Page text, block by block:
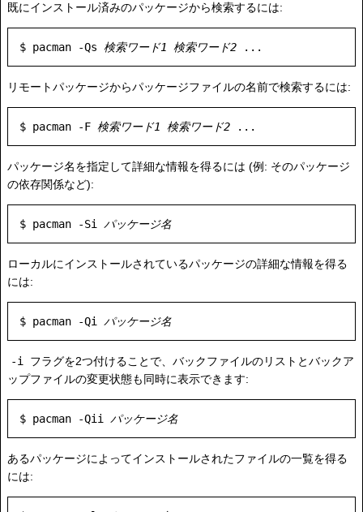
既にインストール済みのパッケージから検索するには:
$ pacman -Qs 検索ワード1 検索ワード2
リモートパッケージからパッケージファイルの名前で検索するには:
$ pacman -F 検索ワード1 検索ワード2
パッケージ名を指定して詳細な情報を得るには (例: そのパッケージ
の依存関係など):
$ pacman -Si パッケージ名
ローカルにインストールされているパッケージの詳細な情報を得る
には:
$ pacman -Qi パッケージ名
-i
フラグを2つ付けることで、バックファイルのリストとバックア
ップファイルの変更状態も同時に表示できます:
$ pacman -Qii パッケージ名
あるパッケージによってインストールされたファイルの一覧を得る
には: